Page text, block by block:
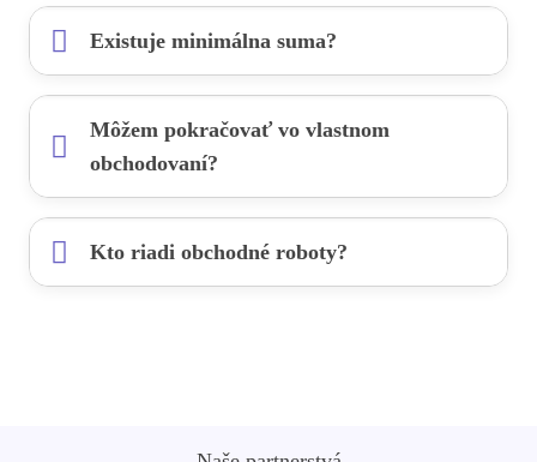
Existuje minimálna suma?
Môžem pokračovať vo vlastnom
obchodovaní?
Kto riadi obchodné roboty?